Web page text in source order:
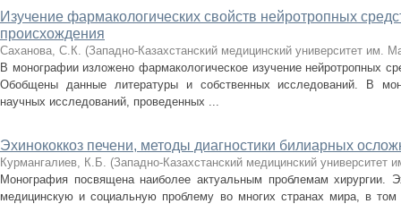
Изучение фармакологических свойств нейротропных
происхождения
Саханова, С.К. (Западно-Казахстанский медицинский университет им.
В монографии изложено фармакологическое изучение нейротропных
Обобщены данные литературы и собственных исследований. В
научных исследований, проведенных ...
Эхинококкоз печени, методы диагностики билиарных
Курмангалиев, К.Б. (Западно-Казахстанский медицинский университет
Монография посвящена наиболее актуальным проблемам хирургии.
медицинскую и социальную проблему во многих странах мира, в